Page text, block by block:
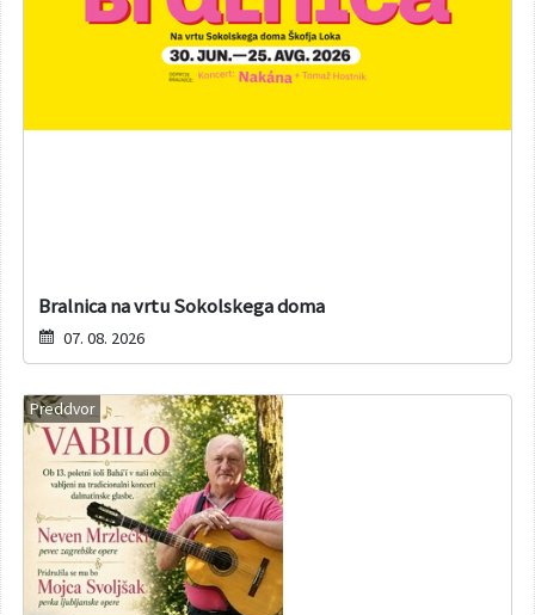
Bralnica na vrtu Sokolskega doma
07. 08. 2026
Preddvor